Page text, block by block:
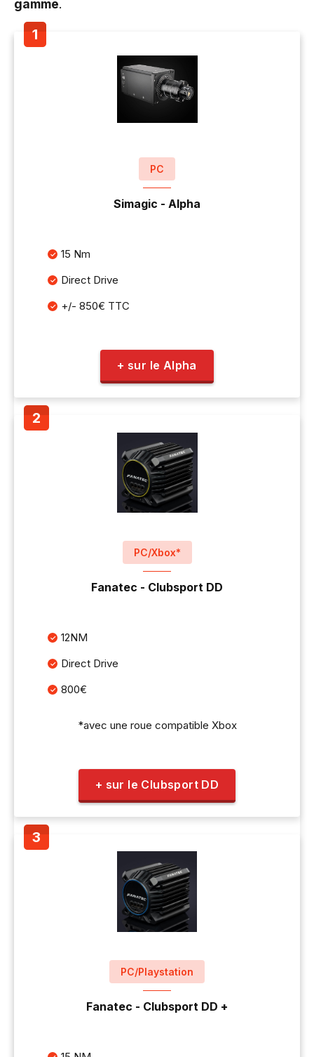
gamme.
PC
Simagic - Alpha
15 Nm
Direct Drive
+/- 850€ TTC
+ sur le Alpha
PC/Xbox*
Fanatec - Clubsport DD
12NM
Direct Drive
800€
*avec une roue compatible Xbox
+ sur le Clubsport DD
PC/Playstation
Fanatec - Clubsport DD +